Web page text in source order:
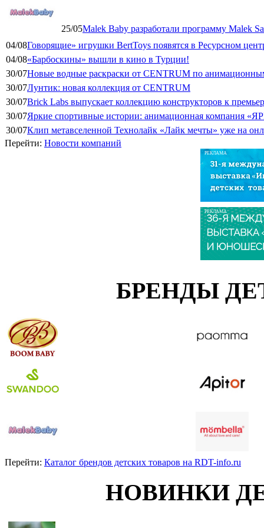
25/05Malek Baby разработали программу Malek
04/08Говорящие» игрушки BertToys появятся в Ресурсном
04/08«Барбоскины» вышли в кино в Турции!
30/07Новые водные раскраски от CENTRUM по
30/07Лунтик: новая коллекция от CENTRUM
30/07Brick Labs выпускает коллекцию конструкторов к
30/07Яркие спортивные истории: анимационная компания
30/07Клип метавселенной Технолайк «Лайк мечты» уже на
Перейти: Новости компаний
РЕКЛАМА
РЕКЛАМА
БРЕНДЫ
Перейти: Каталог брендов детских товаров на RDT-info.ru
НОВИНКИ